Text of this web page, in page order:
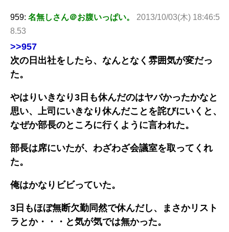
959: 名無しさん＠お腹いっぱい。
2013/10/03(木) 18:46:5
8.53
>>957
次の日出社をしたら、なんとなく雰囲気が変だっ
た。
やはりいきなり3日も休んだのはヤバかったかなと
思い、上司にいきなり休んだことを詫びにいくと、
なぜか部長のところに行くように言われた。
部長は席にいたが、わざわざ会議室を取ってくれ
た。
俺はかなりビビっていた。
3日もほぼ無断欠勤同然で休んだし、まさかリスト
ラとか・・・と気が気では無かった。